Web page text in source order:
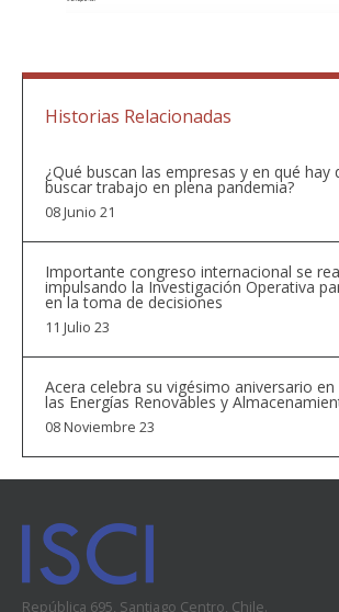
Historias Relacionadas
¿Qué buscan las empresas y en qué hay
buscar trabajo en plena pandemia?
08 Junio 21
Importante congreso internacional se
impulsando la Investigación Operativa
en la toma de decisiones
11 Julio 23
Acera celebra su vigésimo aniversario
las Energías Renovables y
08 Noviembre 23
República 695, Santiago Centro, Chile.